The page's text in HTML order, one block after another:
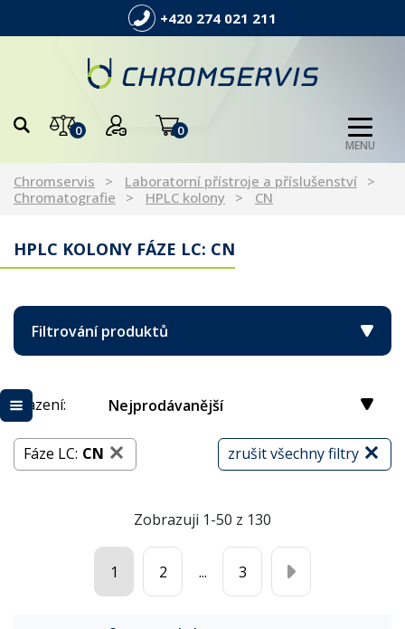
+420 274 021 211
0 0
MENU
Chromservis
Laboratorní přístroje a příslušenství
Chromatografie
HPLC kolony CN
HPLC KOLONY FÁZE LC: CN
Filtrování produktů
Řazení: Nejprodávanější
zrušit všechny filtry
Fáze LC: CN
Zobrazuji 1-50 z 130
1 2 ... 3